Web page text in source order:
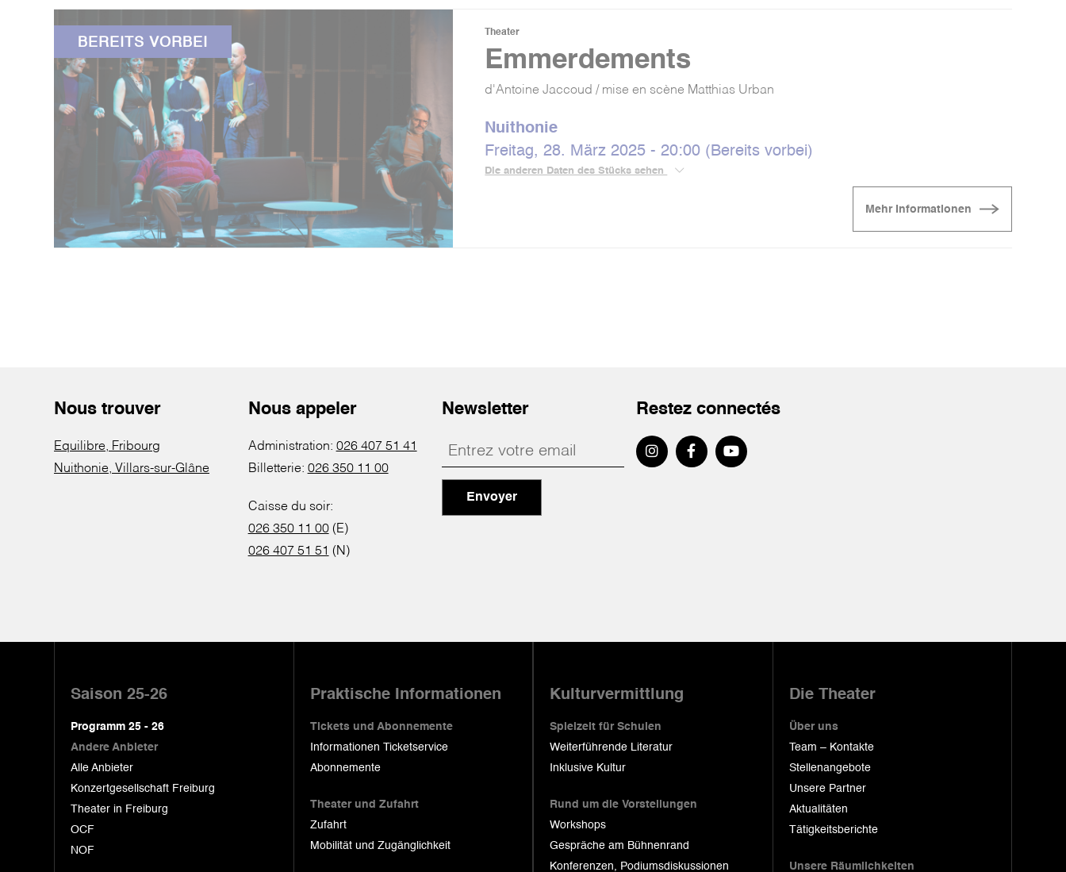
BEREITS VORBEI
Theater
Emmerdements
d'Antoine Jaccoud / mise en scène Matthias Urban
Nuithonie
Freitag, 28. März 2025 - 20:00 (Bereits vorbei)
Die anderen Daten des Stücks sehen
Mehr Informationen
Nous trouver
Equilibre, Fribourg
Nuithonie, Villars-sur-Glâne
Nous appeler
Administration: 026 407 51 41
Billetterie: 026 350 11 00
Caisse du soir:
026 350 11 00(E)
026 407 51 51 (N)
Newsletter
Envoyer
Restez connectés
Saison 25-26
Programm 25 - 26
Andere Anbieter
Alle Anbieter
Konzertgesellschaft Freiburg
Theater in Freiburg
OCF
NOF
Praktische Informationen
Tickets und Abonnemente
Informationen Ticketservice
Abonnemente
Theater und Zufahrt
Zufahrt
Mobilität und Zugänglichkeit
Kulturvermittlung
Spielzeit für Schulen
Weiterführende Literatur
Inklusive Kultur
Rund um die Vorstellungen
Workshops
Gespräche am Bühnenrand
Konferenzen, Podiumsdiskussionen
Die Theater
Über uns
Team – Kontakte
Stellenangebote
Unsere Partner
Aktualitäten
Tätigkeitsberichte
Unsere Räumlichkeiten